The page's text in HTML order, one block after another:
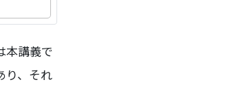
本講義で
り、それ